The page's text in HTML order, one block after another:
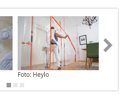
Foto: Heylo